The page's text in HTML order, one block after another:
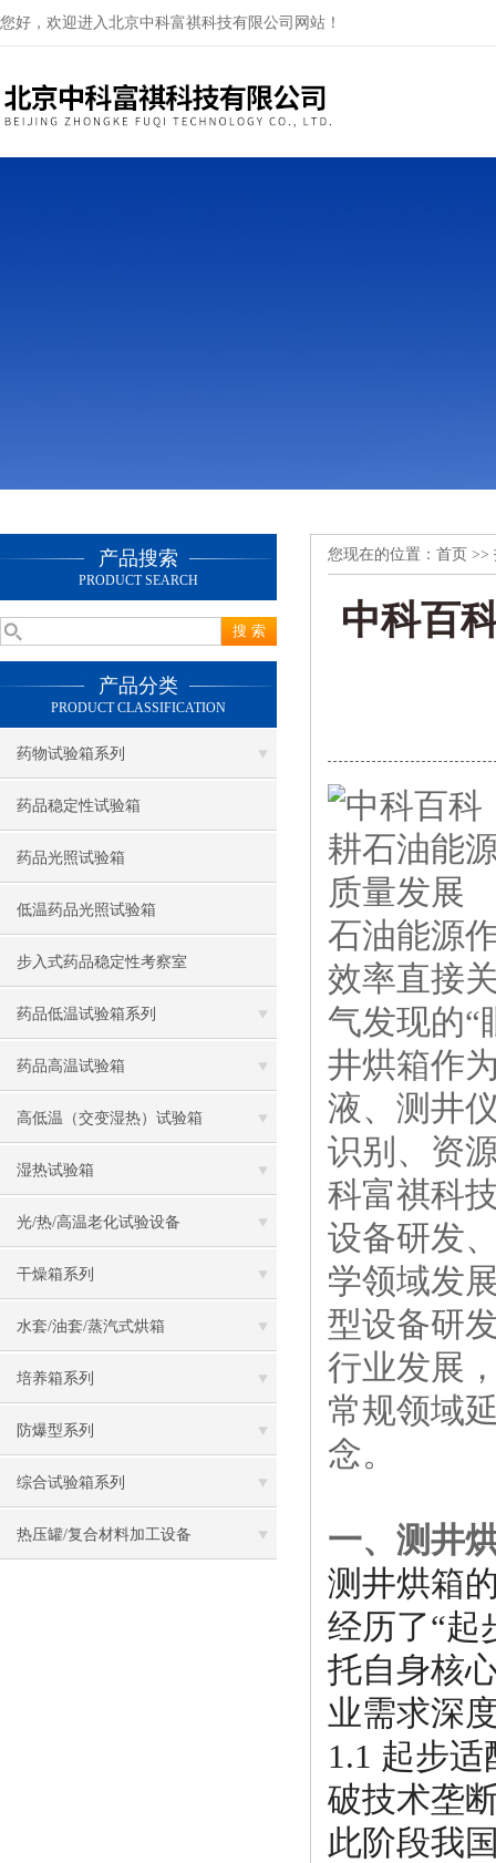
您好，欢迎进入北京中科富祺科技有限公司网站！
产品搜索
PRODUCT SEARCH
产品分类
PRODUCT CLASSIFICATION
药物试验箱系列
药品稳定性试验箱
药品光照试验箱
低温药品光照试验箱
步入式药品稳定性考察室
药品低温试验箱系列
药品高温试验箱
高低温（交变湿热）试验箱
湿热试验箱
光/热/高温老化试验设备
干燥箱系列
水套/油套/蒸汽式烘箱
培养箱系列
防爆型系列
综合试验箱系列
热压罐/复合材料加工设备
您现在的位置： 首页 >>
中科百
石油能源
效率直接
气发现的“
井烘箱作
液、测井
识别、资
科富祺科
设备研发
学领域发
型设备研
行业发展
常规领域
念。
一、测井
测井烘箱
经历了“起
托自身核
业需求深
1.1 起步
破技术垄
此阶段我